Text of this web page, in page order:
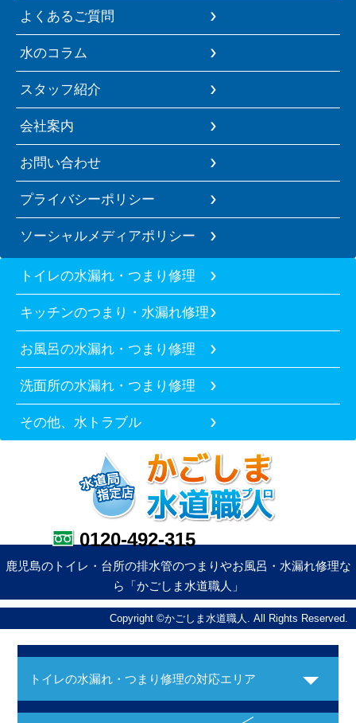
よくあるご質問
水のコラム
スタッフ紹介
会社案内
お問い合わせ
プライバシーポリシー
ソーシャルメディアポリシー
トイレの水漏れ・つまり修理
キッチンのつまり・水漏れ修理
お風呂の水漏れ・つまり修理
洗面所の水漏れ・つまり修理
その他、水トラブル
0120-492-315
鹿児島のトイレ・台所の排水管のつまりやお風呂・水漏れ修理な
ら「かごしま水道職人」
Copyright ©かごしま水道職人. All Rights Reserved.
トイレの水漏れ・つまり修理の対応エリア